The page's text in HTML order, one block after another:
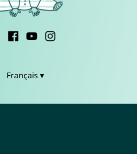
Français ▾